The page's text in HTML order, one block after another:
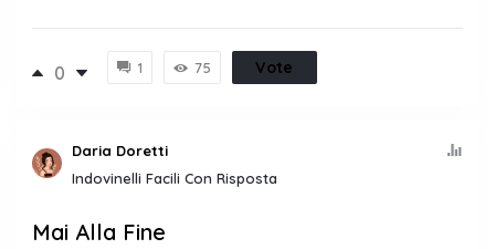
0 1 75 Vote
Daria Doretti
Indovinelli Facili Con Risposta
Mai Alla Fine